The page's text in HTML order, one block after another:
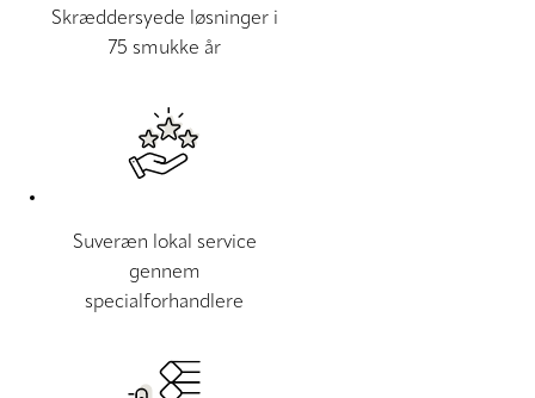
Skræddersyede løsninger i
75 smukke år
Suveræn lokal service
gennem
specialforhandlere